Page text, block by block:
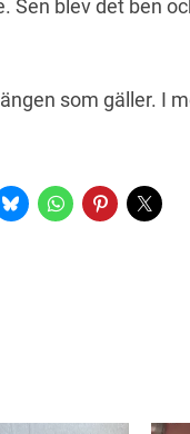
Sen blev det ben
som gäller. I